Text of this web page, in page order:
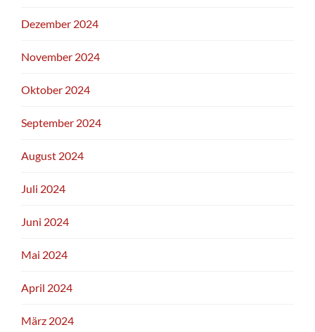
Dezember 2024
November 2024
Oktober 2024
September 2024
August 2024
Juli 2024
Juni 2024
Mai 2024
April 2024
März 2024